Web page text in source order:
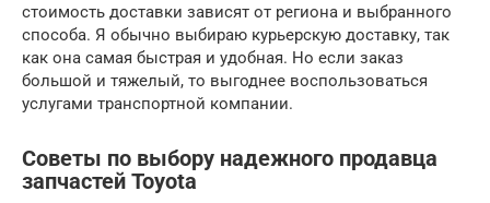
стоимость доставки зависят от региона и выбранного
способа. Я обычно выбираю курьерскую доставку, так
как она самая быстрая и удобная. Но если заказ
большой и тяжелый, то выгоднее воспользоваться
услугами транспортной компании.
Советы по выбору надежного продавца
запчастей Toyota